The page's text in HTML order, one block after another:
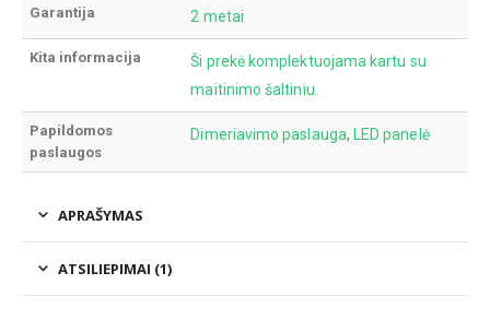
Garantija 2 metai
Kita informacija
Ši prekė komplektuojama kartu su
maitinimo šaltiniu.
Papildomos
paslaugos
Dimeriavimo paslauga, LED panelė
APRAŠYMAS
ATSILIEPIMAI (1)